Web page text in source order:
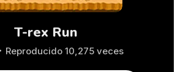
T-rex Run
Reproducido 10,275 veces